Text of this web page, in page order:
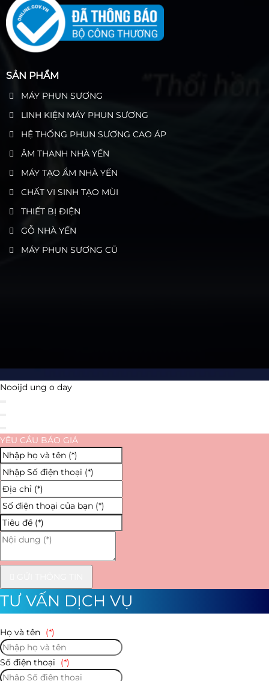
SẢN PHẨM
MÁY PHUN SƯƠNG
LINH KIỆN MÁY PHUN SƯƠNG
HỆ THỐNG PHUN SƯƠNG CAO ÁP
ÂM THANH NHÀ YẾN
MÁY TẠO ẨM NHÀ YẾN
CHẤT VI SINH TẠO MÙI
THIẾT BỊ ĐIỆN
GỖ NHÀ YẾN
MÁY PHUN SƯƠNG CŨ
Nooijd ung o day
YÊU CẦU BÁO GIÁ
TƯ VẤN DỊCH VỤ
Họ và tên (*)
Số điện thoại (*)